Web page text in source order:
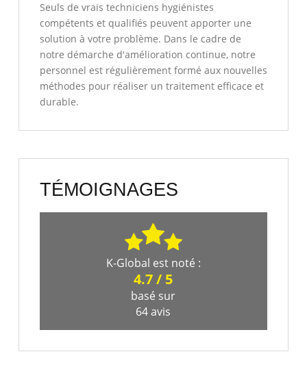
Seuls de vrais techniciens hygiénistes
compétents et qualifiés peuvent apporter une
solution à votre problème. Dans le cadre de
notre démarche d'amélioration continue, notre
personnel est régulièrement formé aux nouvelles
méthodes pour réaliser un traitement efficace et
durable.
TÉMOIGNAGES
K-Global est noté :
4.7/ 5
basé sur
64avis